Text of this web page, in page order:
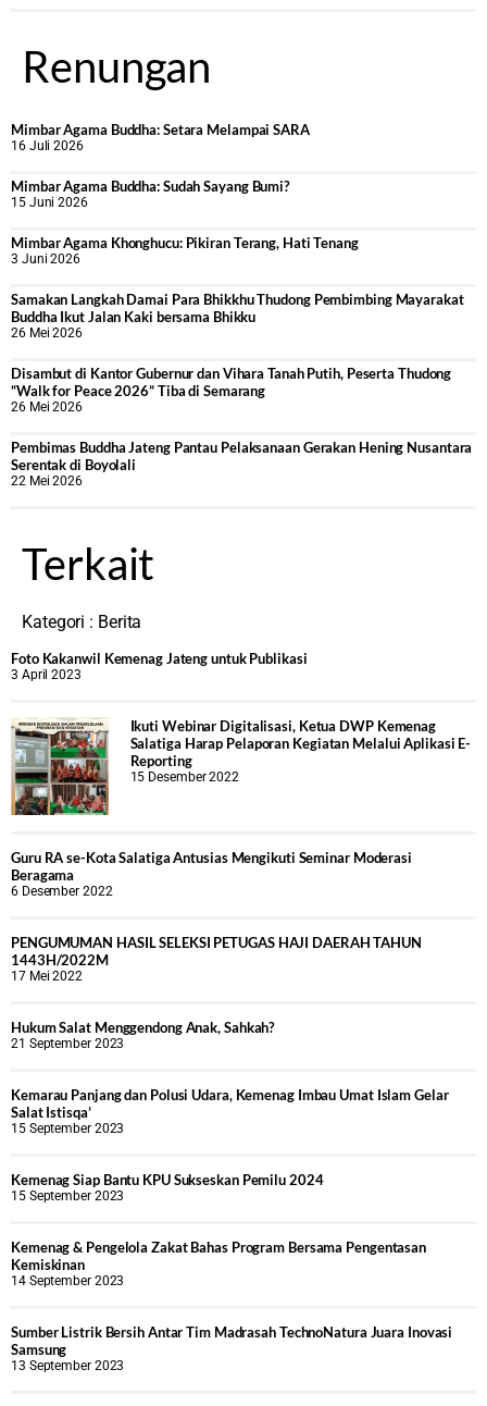
Renungan
Mimbar Agama Buddha: Setara Melampai SARA
16 Juli 2026
Mimbar Agama Buddha: Sudah Sayang Bumi?
15 Juni 2026
Mimbar Agama Khonghucu: Pikiran Terang, Hati Tenang
3 Juni 2026
Samakan Langkah Damai Para Bhikkhu Thudong Pembimbing Mayarakat
Buddha Ikut Jalan Kaki bersama Bhikku
26 Mei 2026
Disambut di Kantor Gubernur dan Vihara Tanah Putih, Peserta Thudong
“Walk for Peace 2026” Tiba di Semarang
26 Mei 2026
‎Pembimas Buddha Jateng Pantau Pelaksanaan Gerakan Hening Nusantara
Serentak di Boyolali
22 Mei 2026
Terkait
Kategori : Berita
Foto Kakanwil Kemenag Jateng untuk Publikasi
3 April 2023
Ikuti Webinar Digitalisasi, Ketua DWP Kemenag
Salatiga Harap Pelaporan Kegiatan Melalui Aplikasi E-
Reporting
15 Desember 2022
Guru RA se-Kota Salatiga Antusias Mengikuti Seminar Moderasi
Beragama
6 Desember 2022
PENGUMUMAN HASIL SELEKSI PETUGAS HAJI DAERAH TAHUN
1443H/2022M
17 Mei 2022
Hukum Salat Menggendong Anak, Sahkah?
21 September 2023
Kemarau Panjang dan Polusi Udara, Kemenag Imbau Umat Islam Gelar
Salat Istisqa’
15 September 2023
Kemenag Siap Bantu KPU Sukseskan Pemilu 2024
15 September 2023
Kemenag & Pengelola Zakat Bahas Program Bersama Pengentasan
Kemiskinan
14 September 2023
Sumber Listrik Bersih Antar Tim Madrasah TechnoNatura Juara Inovasi
Samsung
13 September 2023